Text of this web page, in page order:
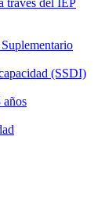
(SSDI)
años